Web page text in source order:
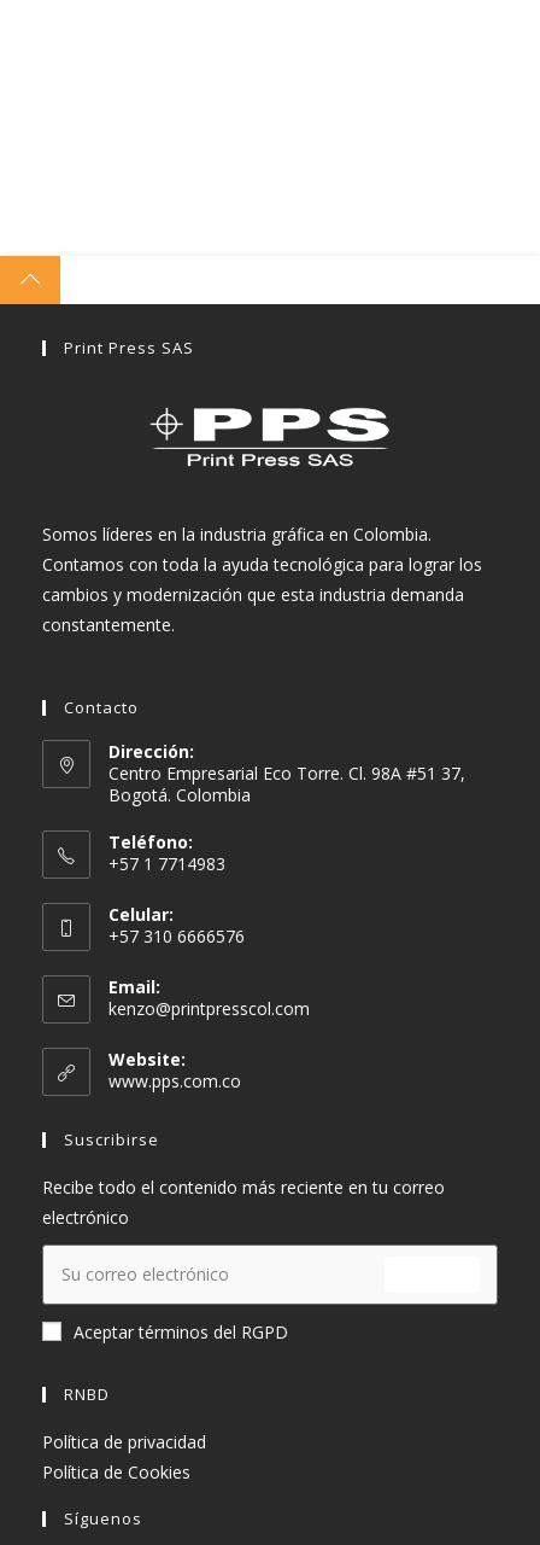
Print Press SAS
Somos líderes en la industria gráfica en Colombia.
Contamos con toda la ayuda tecnológica para lograr los
cambios y modernización que esta industria demanda
constantemente.
Contacto
Dirección:
Centro Empresarial Eco Torre. Cl. 98A #51 37,
Bogotá. Colombia
Teléfono:
+57 1 7714983
Celular:
+57 310 6666576
Email:
kenzo@printpresscol.com
Website:
www.pps.com.co
Suscribirse
Recibe todo el contenido más reciente en tu correo
electrónico
Aceptar términos del RGPD
RNBD
Política de privacidad
Política de Cookies
Síguenos